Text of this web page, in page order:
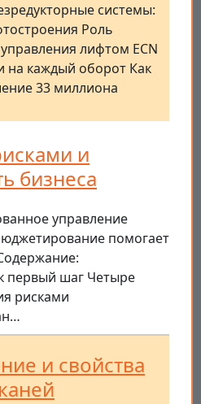
системы:
Роль
лифтом ECN
на каждый оборот Как
33 миллиона
и
бизнеса
управление
помогает
первый шаг Четыре
рисками
и свойства